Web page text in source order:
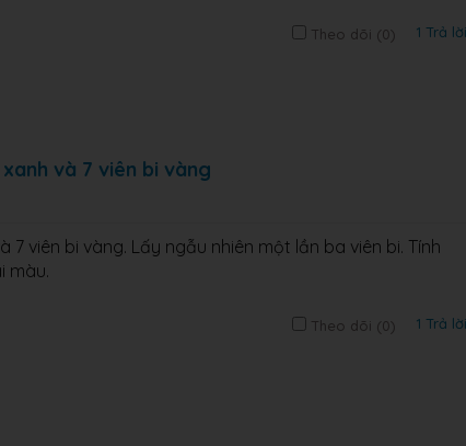
Theo dõi (0) 1 Trả lời
và 7 viên bi vàng
7 viên bi vàng. Lấy ngẫu nhiên một lần ba viên bi. Tính
màu.
Theo dõi (0) 1 Trả lời